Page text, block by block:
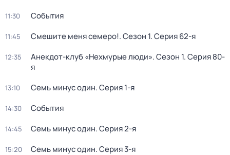
11:30 События
11:45 Смешите меня семеро!. Сезон 1. Серия 62-я
12:35 Анекдот-клуб «Нехмурые люди». Сезон 1. Серия 80-
я
13:10 Семь минус один. Серия 1-я
14:30 События
14:45 Семь минус один. Серия 2-я
15:20 Семь минус один. Серия 3-я